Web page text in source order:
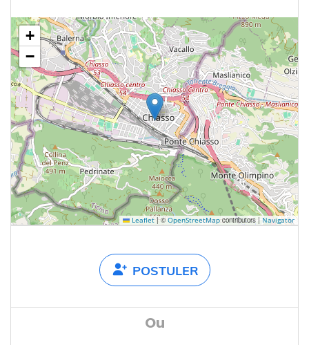
+
−
Leaflet |©OpenStreetMapcontributors |Navigator
POSTULER
Ou